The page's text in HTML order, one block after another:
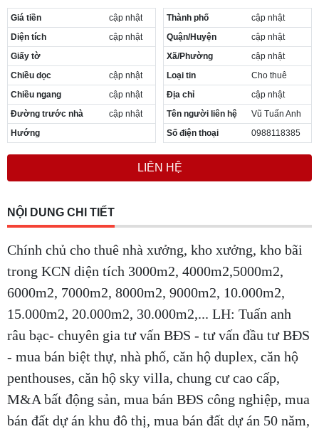
Giá tiền
cập nhật
Diện tích
cập nhật
Giấy tờ
Chiều dọc
cập nhật
Chiều ngang
cập nhật
Đường trước nhà
cập nhật
Hướng
Thành phố
cập nhật
Quận/Huyện
cập nhật
Xã/Phường
cập nhật
Loại tin
Cho thuê
Địa chỉ
cập nhật
Tên người liên hệ
Vũ Tuấn Anh
Số điện thoại
0988118385
LIÊN HỆ
NỘI DUNG CHI TIẾT
Chính chủ cho thuê nhà xưởng, kho xưởng, kho bãi
trong KCN diện tích 3000m2, 4000m2,5000m2,
6000m2, 7000m2, 8000m2, 9000m2, 10.000m2,
15.000m2, 20.000m2, 30.000m2,... LH: Tuấn anh
râu bạc- chuyên gia tư vấn BĐS - tư vấn đầu tư BĐS
- mua bán biệt thự, nhà phố, căn hộ duplex, căn hộ
penthouses, căn hộ sky villa, chung cư cao cấp,
M&A bất động sản, mua bán BĐS công nghiệp, mua
bán đất dự án khu đô thị, mua bán đất dự án 50 năm,